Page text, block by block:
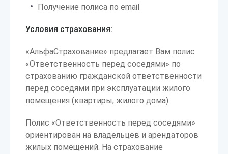
Получение полиса по email
Условия страхования:
«АльфаСтрахование» предлагает Вам полис
«Ответственность перед соседями» по
страхованию гражданской ответственности
перед соседями при эксплуатации жилого
помещения (квартиры, жилого дома).
Полис «Ответственность перед соседями»
ориентирован на владельцев и арендаторов
жилых помещений. На страхование